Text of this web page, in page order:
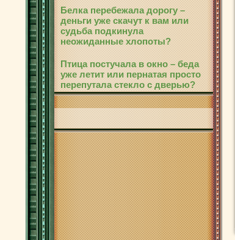
Белка перебежала дорогу –
деньги уже скачут к вам или
судьба подкинула
неожиданные хлопоты?
Птица постучала в окно – беда
уже летит или пернатая просто
перепутала стекло с дверью?